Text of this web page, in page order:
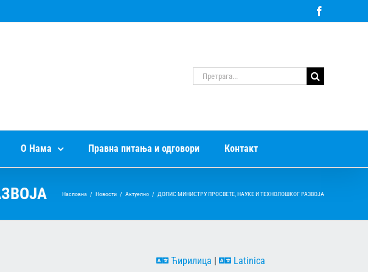
Претрага
за:
О Нама Правна питања и одговори Контакт
Насловна / Новости / Актуелно / ДОПИС МИНИСТРУ ПРОСВЕТЕ, НАУКЕ И ТЕХНОЛОШКОГ РАЗВОЈА
Ћирилица Latinica